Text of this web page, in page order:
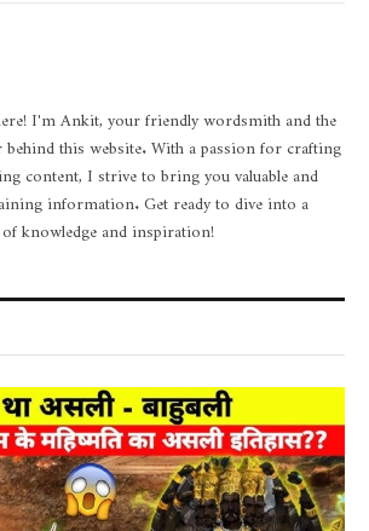
I'm Ankit, your friendly wordsmith and the
this website. With a passion for crafting
content, I strive to bring you valuable and
information. Get ready to dive into a
knowledge and inspiration!